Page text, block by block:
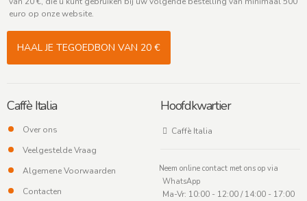
euro op onze website.
HAAL JE TEGOEDBON VAN 20 €
Caffè Italia
Over ons
Veelgestelde Vraag
Algemene Voorwaarden
Contacten
Hoofdkwartier
Caffè Italia
Neem online contact met ons op via
WhatsApp
Ma-Vr: 10:00 - 12:00 / 14:00 - 17:00